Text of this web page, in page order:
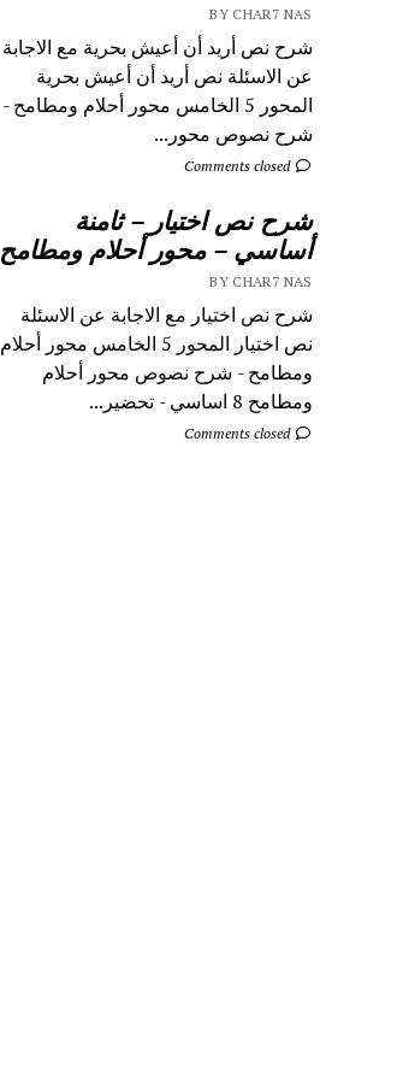
BY CHAR7 NAS
شرح نص أريد أن أعيش بحرية مع الاجابة
عن الاسئلة نص أريد أن أعيش بحرية
المحور 5 الخامس محور أحلام ومطامح -
شرح نصوص محور...
Comments closed
شرح نص اختيار – ثامنة
أساسي – محور أحلام ومطامح
BY CHAR7 NAS
شرح نص اختيار مع الاجابة عن الاسئلة
نص اختيار المحور 5 الخامس محور أحلام
ومطامح - شرح نصوص محور أحلام
ومطامح 8 اساسي - تحضير...
Comments closed